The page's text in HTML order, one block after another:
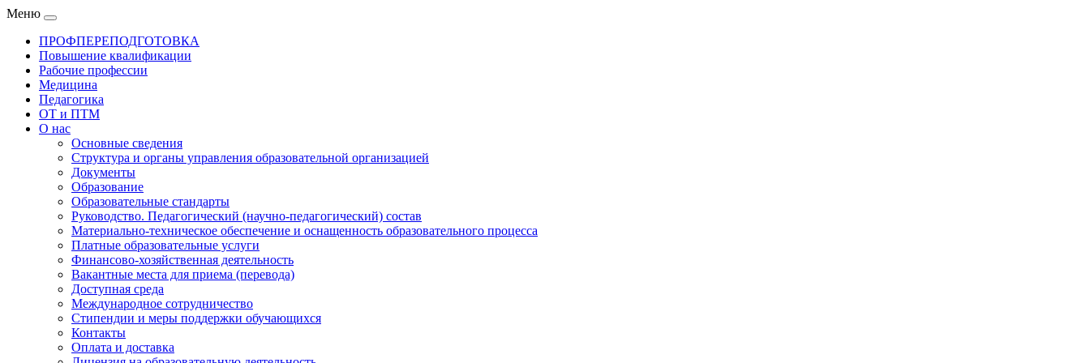
Меню
ПРОФПЕРЕПОДГОТОВКА
Повышение квалификации
Рабочие профессии
Медицина
Педагогика
ОТ и ПТМ
О нас
Основные сведения
Структура и органы управления образовательной организацией
Документы
Образование
Образовательные стандарты
Руководство. Педагогический (научно-педагогический) состав
Материально-техническое обеспечение и оснащенность образовательного процесса
Платные образовательные услуги
Финансово-хозяйственная деятельность
Вакантные места для приема (перевода)
Доступная среда
Международное сотрудничество
Стипендии и меры поддержки обучающихся
Контакты
Оплата и доставка